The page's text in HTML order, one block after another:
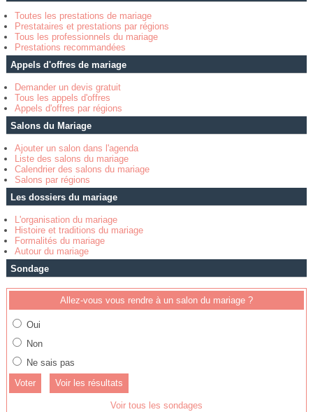
Toutes les prestations de mariage
Prestataires et prestations par régions
Tous les professionnels du mariage
Prestations recommandées
Appels d'offres de mariage
Demander un devis gratuit
Tous les appels d'offres
Appels d'offres par régions
Salons du Mariage
Ajouter un salon dans l'agenda
Liste des salons du mariage
Calendrier des salons du mariage
Salons par régions
Les dossiers du mariage
L'organisation du mariage
Histoire et traditions du mariage
Formalités du mariage
Autour du mariage
Sondage
Allez-vous vous rendre à un salon du mariage ?
Oui
Non
Ne sais pas
Voir les résultats
Voir tous les sondages